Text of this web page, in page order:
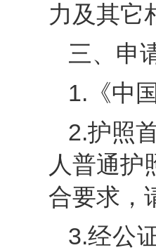
力及其它
三、申
1.《中
2.护照
人普通护
合要求，
3.经公